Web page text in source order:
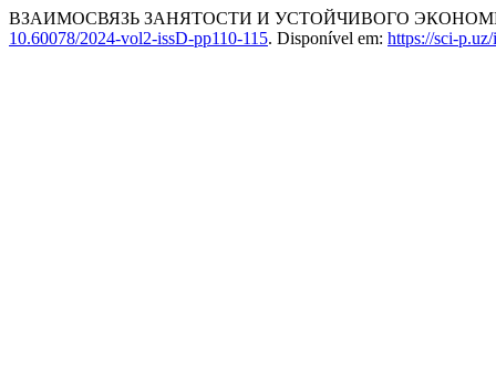
ВЗАИМОСВЯЗЬ ЗАНЯТОСТИ И УСТОЙЧИВОГО
10.60078/2024-vol2-issD-pp110-115. Disponível em: https://sci-